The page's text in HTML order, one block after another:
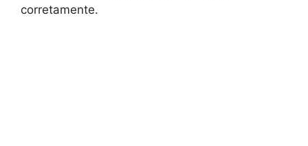
corretamente.